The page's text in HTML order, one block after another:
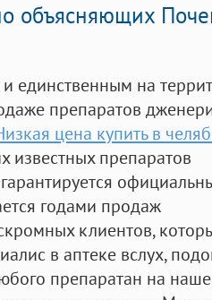
объясняющих
единственным на
препаратов
цена купить в
известных препаратов
годами продаж
клиентов,
в аптеке вслух,
препаратан на